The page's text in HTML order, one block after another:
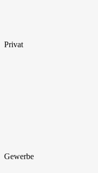
Privat
Gewerbe